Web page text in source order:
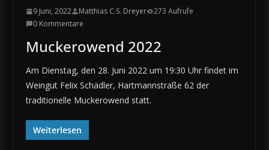
9 Juni, 2022 Matthias C.S. Dreyer
273 Aufrufe
0 Kommentare
Muckerowend 2022
Am Dienstag, den 28. Juni 2022 um 19:30 Uhr findet im
Weingut Felix Schädler, Hartmannstraße 62 der
traditionelle Muckerowend statt.
Weiterlesen